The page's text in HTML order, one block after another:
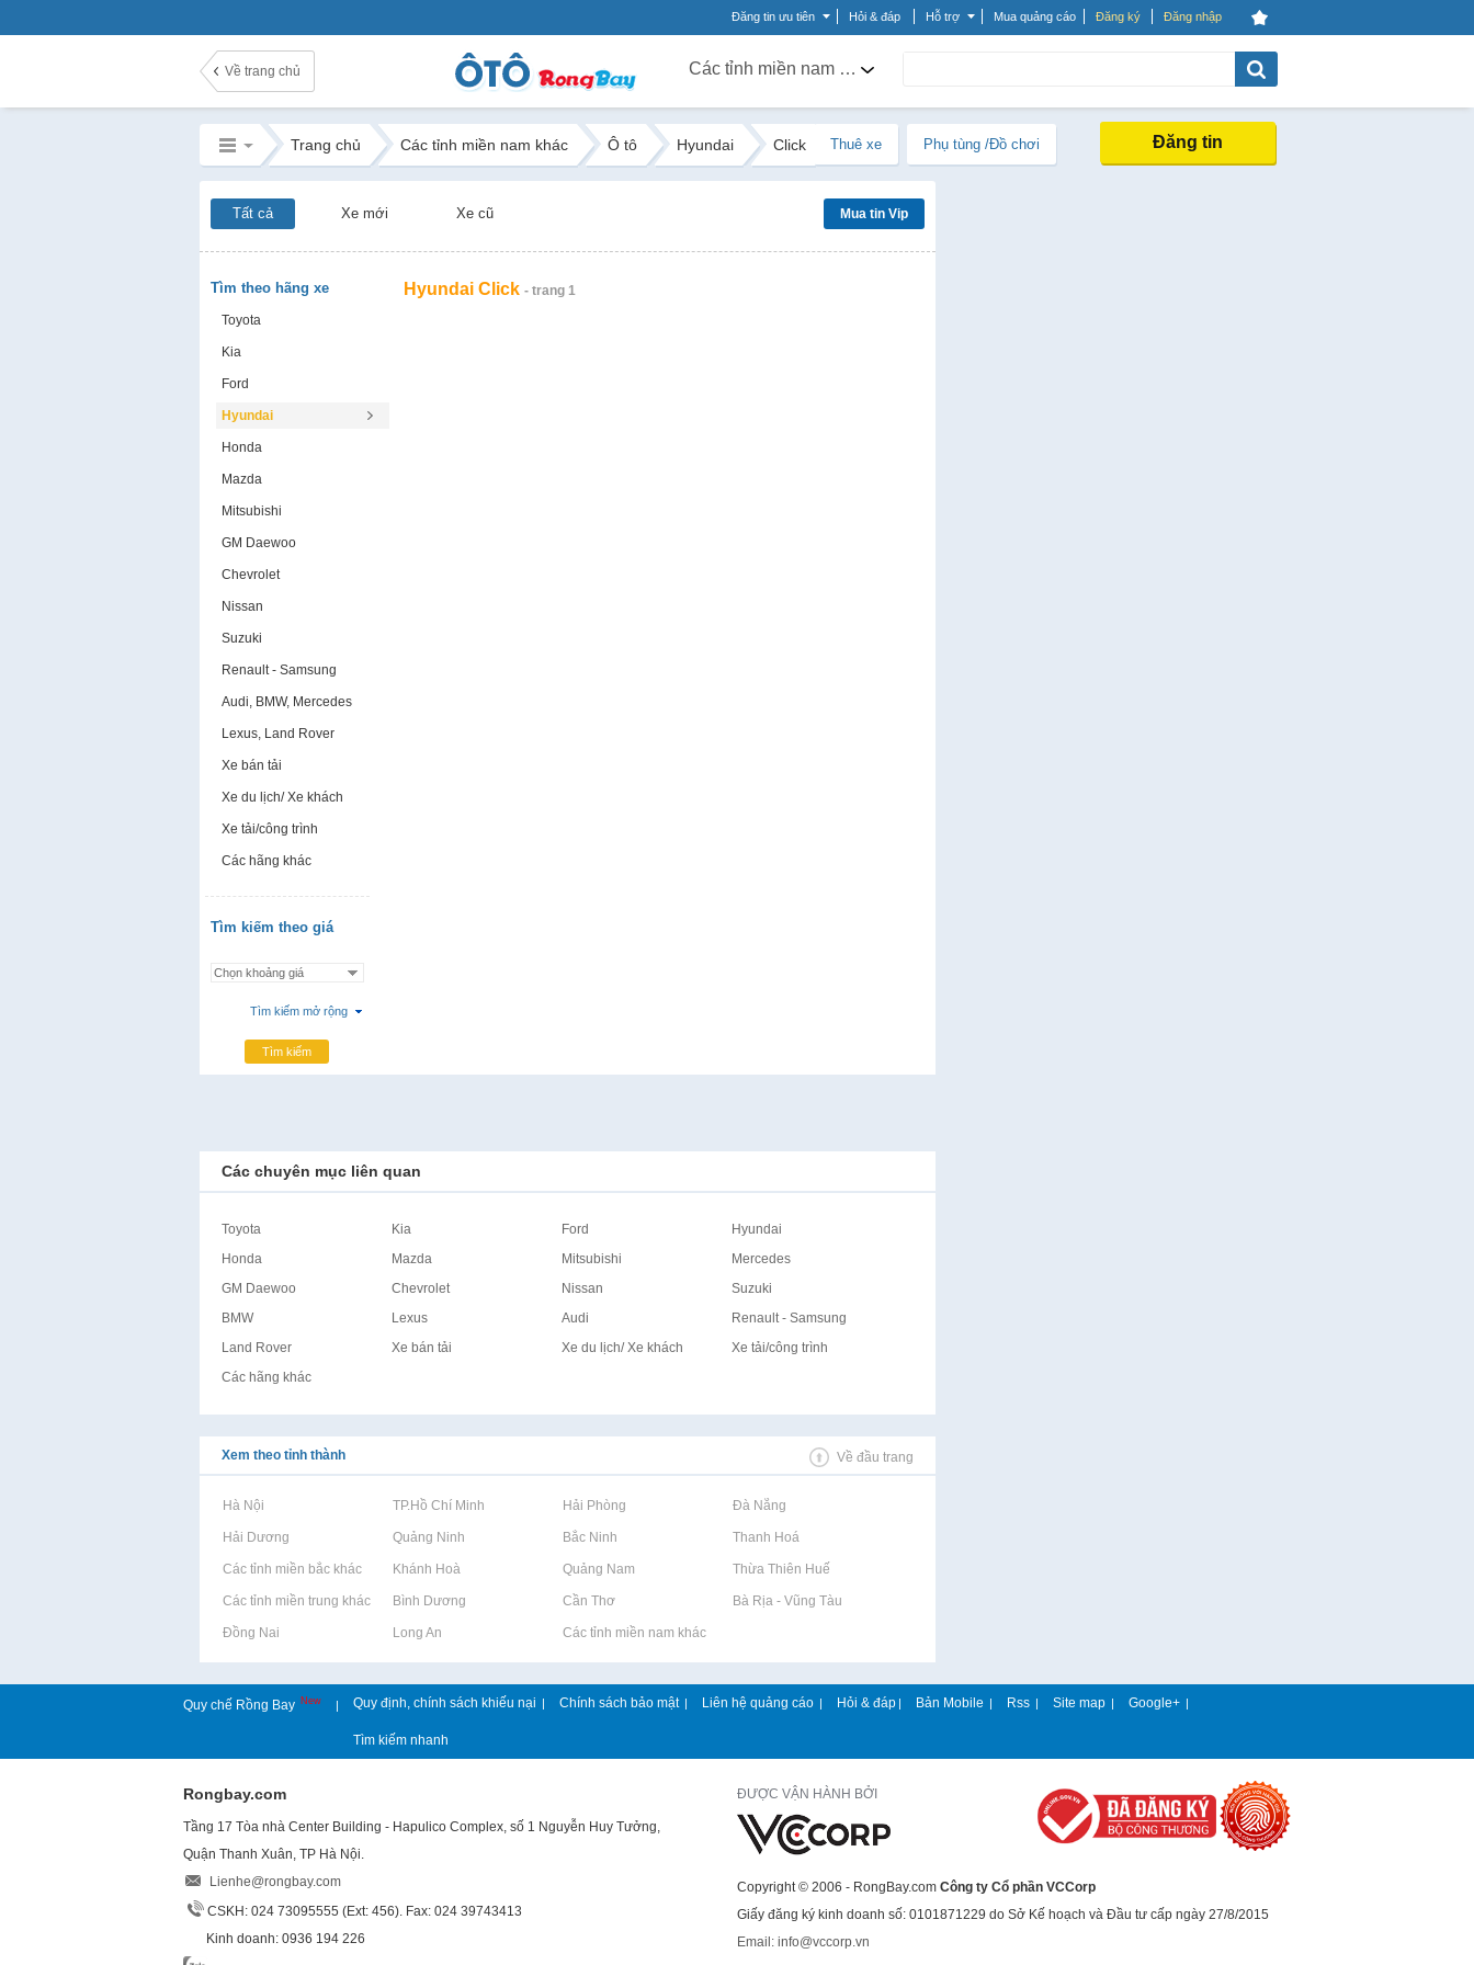
Đăng tin ưu tiên Hỏi & đáp Hỗ trợ Mua quảng cáo Đăng ký Đăng nhập
Về trang chủ Các tỉnh miền nam khác
Trang chủ Các tỉnh miền nam khác Ô tô Hyundai Click Thuê xe Phụ tùng /Đồ chơi Đăng tin
Tất cả Xe mới Xe cũ Mua tin Vip
Tìm theo hãng xe
Toyota
Kia
Ford
Hyundai
Honda
Mazda
Mitsubishi
GM Daewoo
Chevrolet
Nissan
Suzuki
Renault - Samsung
Audi, BMW, Mercedes
Lexus, Land Rover
Xe bán tải
Xe du lịch/ Xe khách
Xe tải/công trình
Các hãng khác
Tìm kiếm theo giá
Tìm kiếm mở rộng
Tìm kiếm
Hyundai Click - trang 1
Các chuyên mục liên quan
Toyota Kia Ford
Hyundai
Honda
Mazda Mitsubishi
Mercedes
GM Daewoo
Chevrolet Nissan
Suzuki
BMW
Lexus Audi
Renault - Samsung
Land Rover
Xe bán tải Xe du lịch/ Xe khách
Xe tải/công trình
Các hãng khác
Xem theo tỉnh thành Về đầu trang
Rao vặt tại Hà Nội Rao vặt tại TP.Hồ Chí Minh Rao vặt tại Hải Phòng Rao vặt tại Đà Nẵng
Rao vặt tại Hải Dương Rao vặt tại Quảng Ninh Rao vặt tại Bắc Ninh Rao vặt tại Thanh Hoá
Rao vặt tại Các tỉnh miền bắc khácRao vặt tại Khánh Hoà Rao vặt tại Quảng Nam Rao vặt tại Thừa Thiên Huế
Rao vặt tại Các tỉnh miền trung khácRao vặt tại Bình Dương Rao vặt tại Cần Thơ Rao vặt tại Bà Rịa - Vũng Tàu
Rao vặt tại Đồng Nai Rao vặt tại Long An Rao vặt tại Các tỉnh miền nam khác
Quy chế Rồng Bay New | Quy định, chính sách khiếu nại | Chính sách bảo mật | Liên hệ quảng cáo | Hỏi & đáp | Bản Mobile | Rss | Site map | Google+ |
Tìm kiếm nhanh
Rongbay.com
Tầng 17 Tòa nhà Center Building - Hapulico Complex, số 1 Nguyễn Huy Tưởng,
Quận Thanh Xuân, TP Hà Nội.
Lienhe@rongbay.com
CSKH: 024 73095555 (Ext: 456). Fax: 024 39743413
Kinh doanh: 0936 194 226
ĐƯỢC VẬN HÀNH BỞI
Copyright © 2006 - RongBay.com Công ty Cổ phần VCCorp
Giấy đăng ký kinh doanh số: 0101871229 do Sở Kế hoạch và Đầu tư cấp ngày 27/8/2015
Email: info@vccorp.vn